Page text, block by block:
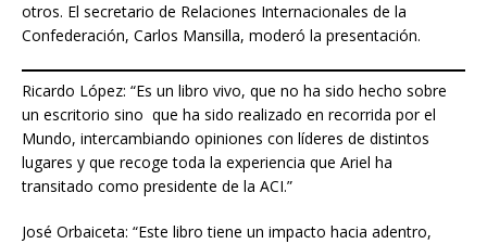
otros. El secretario de Relaciones Internacionales de la
Confederación, Carlos Mansilla, moderó la presentación.
Ricardo López: “Es un libro vivo, que no ha sido hecho sobre
un escritorio sino que ha sido realizado en recorrida por el
Mundo, intercambiando opiniones con líderes de distintos
lugares y que recoge toda la experiencia que Ariel ha
transitado como presidente de la ACI.”
José Orbaiceta: “Este libro tiene un impacto hacia adentro,